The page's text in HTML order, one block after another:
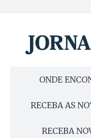
ONDE
RECEBA AS
RECEBA